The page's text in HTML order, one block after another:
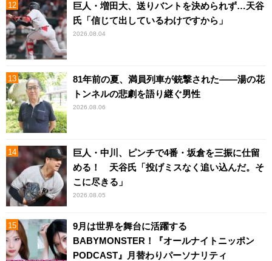
巨人・増田大、送りバントを決められず…天谷
氏「信じて出しているわけですから」
2026.08.04
81年前の夏、満員列車が銃撃された――湯の花
トンネルの悲劇を語り継ぐ男性
2026.08.06
巨人・中川、ピンチで4番・坂倉を三振に仕留
める！ 天谷氏「投げミスなく追い込んだ。そ
こに尽きる」
2026.08.05
9月は世界を舞台に活躍する
BABYMONSTER！『オールナイトニッポン
PODCAST』月替わりパーソナリティ